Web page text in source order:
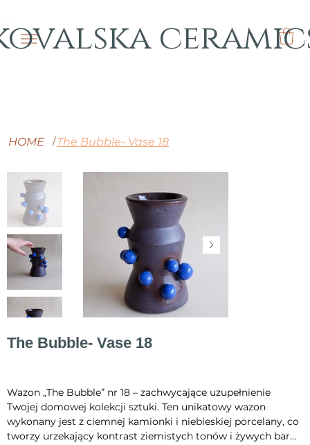
HOME /The Bubble- Vase 18
The Bubble- Vase 18
Wazon „The Bubble” nr 18 – zachwycające uzupełnienie
Twojej domowej kolekcji sztuki. Ten unikatowy wazon
wykonany jest z ciemnej kamionki i niebieskiej porcelany, co
tworzy urzekający kontrast ziemistych tonów i żywych barw.